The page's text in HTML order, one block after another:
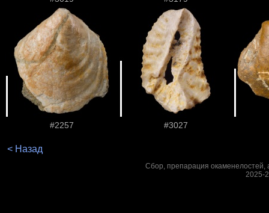
#2257 #3027
< Назад
Сбор, препарация окаменелостей,
2025-